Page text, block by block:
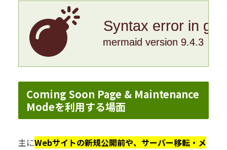
Syntax error in
mermaid version 9.4.3
Coming Soon Page & Maintenance
Modeを利用する場面
主にWebサイトの新規公開前や、サーバー移転・メ